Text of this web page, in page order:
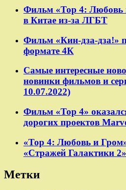
Фильм «Тор 4: Любовь
в Китае из-за ЛГБТ
Фильм «Кин-дза-дза!»
формате 4К
Самые интересные
новинки фильмов и
10.07.2022)
Фильм «Тор 4»
дорогих проектов
«Тор 4: Любовь и
«Стражей Галактики 2»
Метки